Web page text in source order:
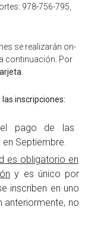
978-756-795,
se realizarán on-
continuación. Por
inscripciones:
el pago de las
Septiembre.
es obligatorio en
y es único por
inscriben en uno
anteriormente, no